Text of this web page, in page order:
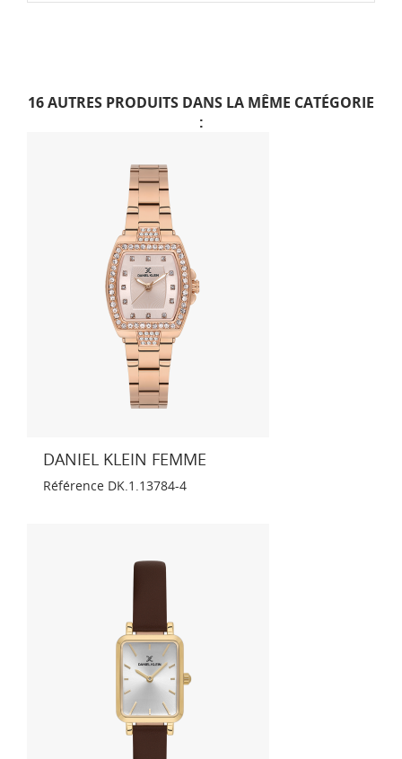
16 AUTRES PRODUITS DANS LA MÊME CATÉGORIE
:
DANIEL KLEIN FEMME
Référence DK.1.13784-4